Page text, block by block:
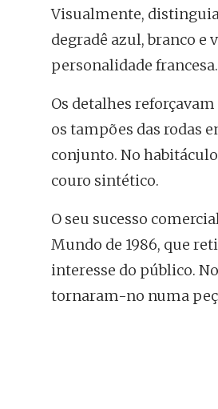
Visualmente,
degradê azul, branco e
personalidade francesa.
Os detalhes
os tampões das rodas
conjunto. No
couro sintético.
O seu sucesso
Mundo de 1986, que
interesse do público.
tornaram-no numa